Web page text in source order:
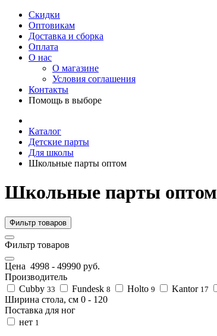
Скидки
Оптовикам
Доставка и сборка
Оплата
О нас
О магазине
Условия соглашения
Контакты
Помощь в выборе
Каталог
Детские парты
Для школы
Школьные парты оптом
Школьные парты оптом
Фильтр товаров
Фильтр товаров
Цена 4998 - 49990 руб.
Производитель
Cubby 33 Fundesk 8 Holto 9 Kantor 17
Ширина стола, см 0 - 120
Поставка для ног
нет 1